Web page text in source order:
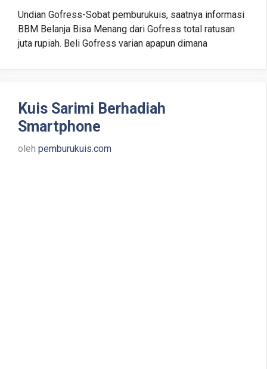
Undian Gofress-Sobat pemburukuis, saatnya informasi
BBM Belanja Bisa Menang dari Gofress total ratusan
juta rupiah. Beli Gofress varian apapun dimana
Kuis Sarimi Berhadiah
Smartphone
oleh pemburukuis.com